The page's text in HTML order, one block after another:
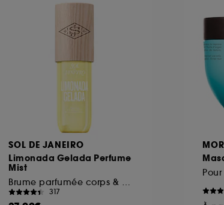
SOL DE JANEIRO
Limonada Gelada Perfume
Mist
317
accord. Vous pouvez personnaliser vos
de "tout accepter". Sephora pourra
les données personnelles collectées ou
sans accepter". Voous pouvez à tout
utilisés,